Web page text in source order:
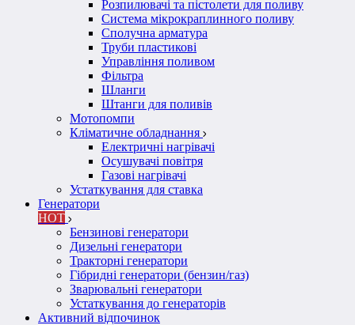
Розпилювачі та пістолети для поливу
Система мікрокраплинного поливу
Сполучна арматура
Труби пластикові
Управління поливом
Фільтра
Шланги
Штанги для поливів
Мотопомпи
Кліматичне обладнання
Електричні нагрівачі
Осушувачі повітря
Газові нагрівачі
Устаткування для ставка
Генератори
HOT
Бензинові генератори
Дизельні генератори
Тракторні генератори
Гібридні генератори (бензин/газ)
Зварювальні генератори
Устаткування до генераторів
Активний відпочинок